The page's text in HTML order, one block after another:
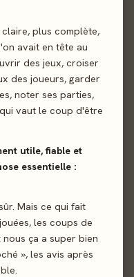
plus complète,
avait en tête au
des jeux, croiser
des joueurs, garder
noter ses parties,
vaut le coup d'être
utile, fiable et
essentielle :
Mais ce qui fait
les coups de
ça a super bien
», les avis après
97%
98%
94%
98%